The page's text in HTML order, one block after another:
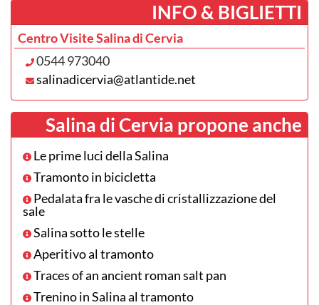
­INFO & BIGLIETTI
Centro Visite Salina di Cervia
0544 973040
salinadicervia@atlantide.net
Salina di Cervia propone anche
Le prime luci della Salina
Tramonto in bicicletta
Pedalata fra le vasche di cristallizzazione del
sale
Salina sotto le stelle
Aperitivo al tramonto
Traces of an ancient roman salt pan
Trenino in Salina al tramonto